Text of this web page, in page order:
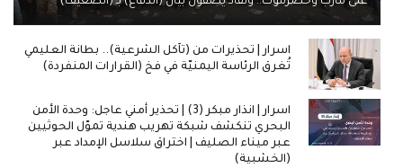
اسرار | تحذيرات من (تآكل الشرعية).. بطانة العليمي
تُغرق الرئاسة اليمنيّة في فخ (القرارات المنفردة)
اسرار | انذار مبكر (3) | تحذير أمني عاجل: وحدة الأمن
البحري تنكشف شبكة تهريب هندية تموّل الحوثيين
عبر ميناء الصليف | اختراق سلاسل الإمداد عبر
(الخشبية)